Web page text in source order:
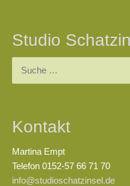
Studio
Kontakt
Martina Empt
Telefon 0152-57 66 71 70
info@studioschatzinsel.de